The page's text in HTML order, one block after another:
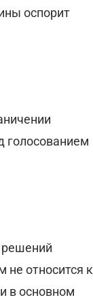
оспорит
голосованием
решений
не относится к
в основном